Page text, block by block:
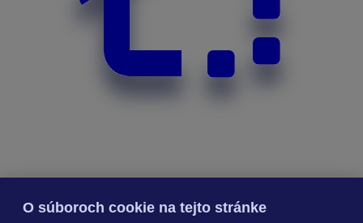
O súboroch cookie na tejto stránke